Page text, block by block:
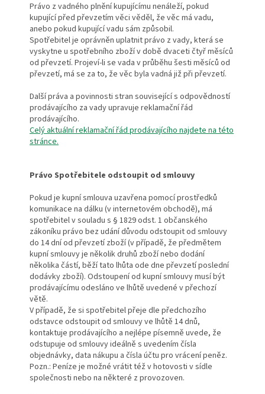
Právo z vadného plnění kupujícímu nenáleží, pokud
kupující před převzetím věci věděl, že věc má vadu,
anebo pokud kupující vadu sám způsobil.
Spotřebitel je oprávněn uplatnit právo z vady, která se
vyskytne u spotřebního zboží v době dvaceti čtyř měsíců
od převzetí. Projeví-li se vada v průběhu šesti měsíců od
převzetí, má se za to, že věc byla vadná již při převzetí.
Další práva a povinnosti stran související s odpovědností
prodávajícího za vady upravuje reklamační řád
prodávajícího.
Celý aktuální reklamační řád prodávajícího najdete na této
stránce.
Právo Spotřebitele odstoupit od smlouvy
Pokud je kupní smlouva uzavřena pomocí prostředků
komunikace na dálku (v internetovém obchodě), má
spotřebitel v souladu s § 1829 odst. 1 občanského
zákoníku právo bez udání důvodu odstoupit od smlouvy
do 14 dní od převzetí zboží (v případě, že předmětem
kupní smlouvy je několik druhů zboží nebo dodání
několika částí, běží tato lhůta ode dne převzetí poslední
dodávky zboží). Odstoupení od kupní smlouvy musí být
prodávajícímu odesláno ve lhůtě uvedené v přechozí
větě.
V případě, že si spotřebitel přeje dle předchozího
odstavce odstoupit od smlouvy ve lhůtě 14 dnů,
kontaktuje prodávajícího a nejlépe písemně uvede, že
odstupuje od smlouvy ideálně s uvedením čísla
objednávky, data nákupu a čísla účtu pro vrácení peněz.
Pozn.: Peníze je možné vrátit též v hotovosti v sídle
společnosti nebo na některé z provozoven.